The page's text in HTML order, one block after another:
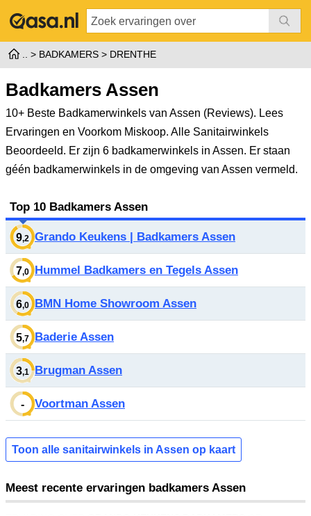
BADKAMERS DRENTHE
Badkamers Assen
10+ Beste Badkamerwinkels van Assen (Reviews). Lees
Ervaringen en Voorkom Miskoop. Alle Sanitairwinkels
Beoordeeld. Er zijn 6 badkamerwinkels in Assen. Er staan
géén badkamerwinkels in de omgeving van Assen vermeld.
Top 10 Badkamers Assen
9,2 Grando Keukens | Badkamers Assen
7,0 Hummel Badkamers en Tegels Assen
6,0 BMN Home Showroom Assen
5,7 Baderie Assen
3,1 Brugman Assen
- Voortman Assen
Toon alle sanitairwinkels in Assen op kaart
Meest recente ervaringen badkamers Assen